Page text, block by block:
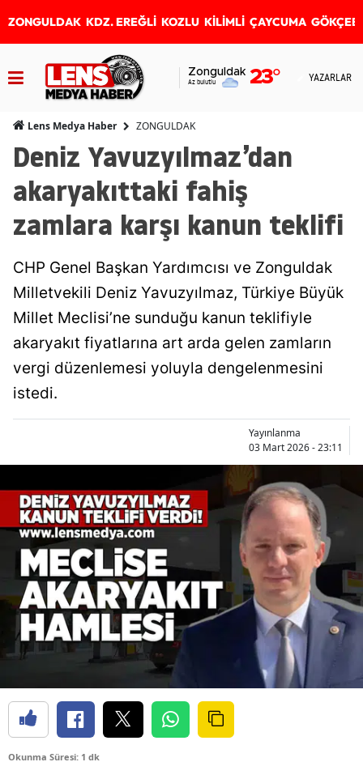
ZONGULDAK KDZ. EREĞLİ KOZLU KİLİMLİ ÇAYCUMA
Zonguldak
Az bulutlu 23° YAZARLAR
Lens Medya Haber ZONGULDAK
Deniz Yavuzyılmaz’dan
akaryakıttaki fahiş
zamlara karşı kanun teklifi
CHP Genel Başkan Yardımcısı ve Zonguldak
Milletvekili Deniz Yavuzyılmaz, Türkiye Büyük
Millet Meclisi’ne sunduğu kanun teklifiyle
akaryakıt fiyatlarına art arda gelen zamların
vergi düzenlemesi yoluyla dengelenmesini
istedi.
Yayınlanma
03 Mart 2026 - 23:11
Okunma Süresi: 1 dk